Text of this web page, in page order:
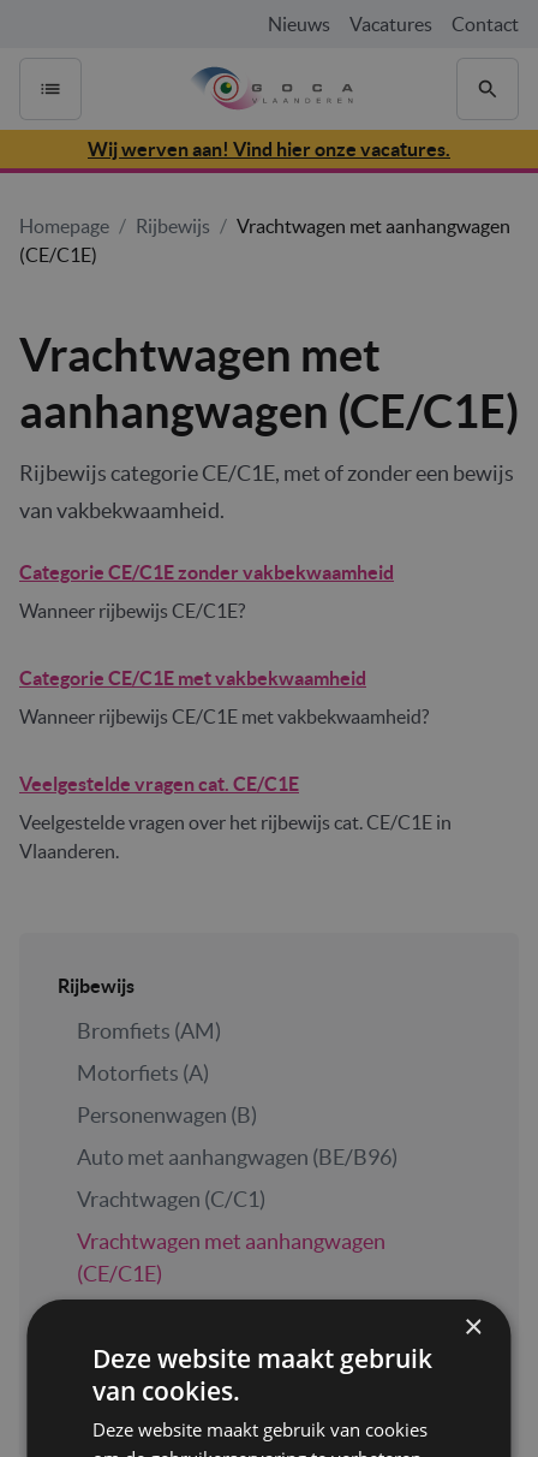
Nieuws Vacatures Contact
Wij werven aan! Vind hier onze vacatures.
Homepage / Rijbewijs / Vrachtwagen met aanhangwagen
(CE/C1E)
Vrachtwagen met
aanhangwagen (CE/C1E)
Rijbewijs categorie CE/C1E, met of zonder een bewijs
van vakbekwaamheid.
Categorie CE/C1E zonder vakbekwaamheid
Wanneer rijbewijs CE/C1E?
Categorie CE/C1E met vakbekwaamheid
Wanneer rijbewijs CE/C1E met vakbekwaamheid?
Veelgestelde vragen cat. CE/C1E
Veelgestelde vragen over het rijbewijs cat. CE/C1E in
Vlaanderen.
Rijbewijs
Bromfiets (AM)
Motorfiets (A)
Personenwagen (B)
Auto met aanhangwagen (BE/B96)
Vrachtwagen (C/C1)
Vrachtwagen met aanhangwagen
(CE/C1E)
Autobus met aanhangwagen (DE/D1E)
Landbouwvoertuig (G)
×
Deze website maakt gebruik
van cookies.
Deze website maakt gebruik van cookies